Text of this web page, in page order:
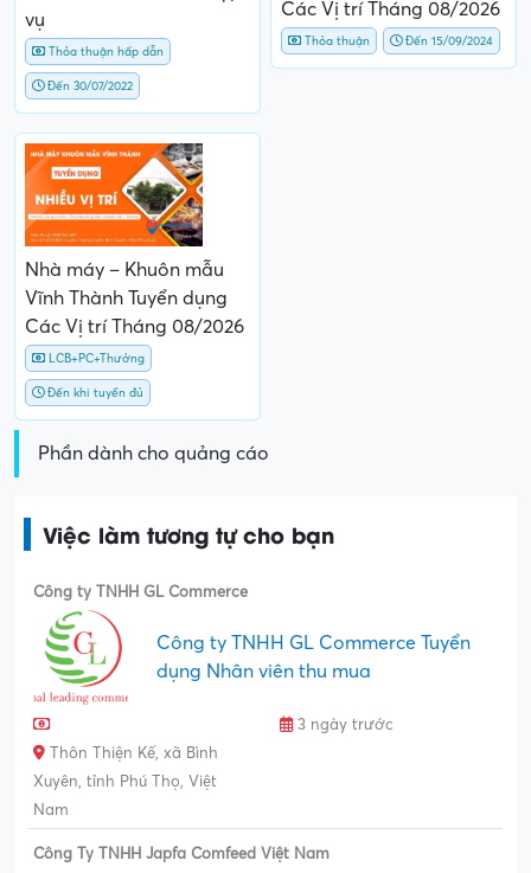
vụ
Thỏa thuận hấp dẫn
Đến 30/07/2022
Các Vị trí Tháng 08/2026
Thỏa thuận Đến 15/09/2024
Nhà máy – Khuôn mẫu
Vĩnh Thành Tuyển dụng
Các Vị trí Tháng 08/2026
LCB+PC+Thưởng
Đến khi tuyển đủ
Phần dành cho quảng cáo
Việc làm tương tự cho bạn
Công ty TNHH GL Commerce
Công ty TNHH GL Commerce Tuyển
dụng Nhân viên thu mua
3 ngày trước
Thôn Thiện Kế, xã Bình
Xuyên, tỉnh Phú Thọ, Việt
Nam
Công Ty TNHH Japfa Comfeed Việt Nam